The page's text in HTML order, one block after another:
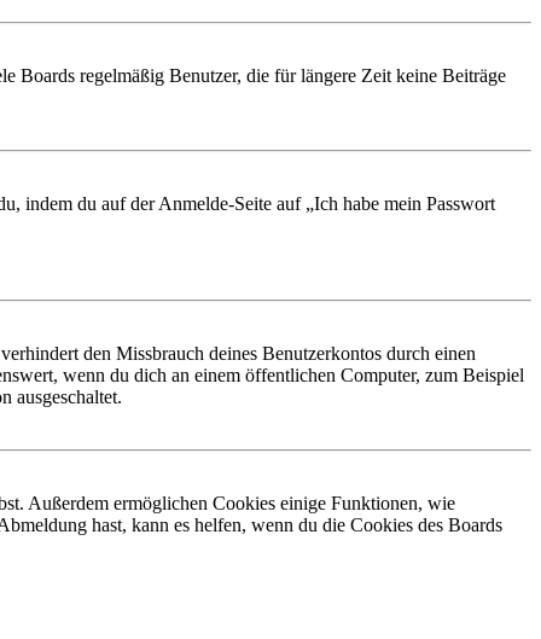
Boards regelmäßig Benutzer, die für längere Zeit keine Beiträge
indem du auf der Anmelde-Seite auf „Ich habe mein Passwort
den Missbrauch deines Benutzerkontos durch einen
wenn du dich an einem öffentlichen Computer, zum Beispiel
ausgeschaltet.
Außerdem ermöglichen Cookies einige Funktionen, wie
hast, kann es helfen, wenn du die Cookies des Boards